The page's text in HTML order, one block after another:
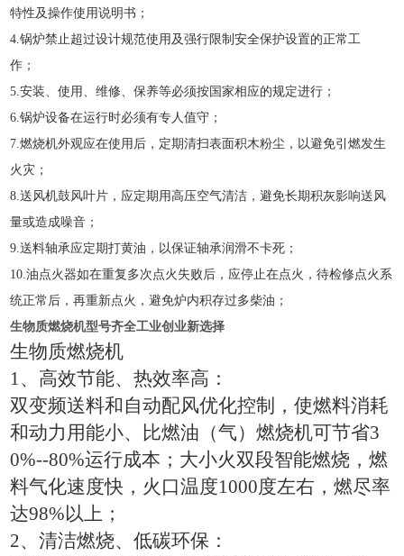
特性及操作使用说明书；
4.锅炉禁止超过设计规范使用及强行限制安全保护设置的正常工
作；
5.安装、使用、维修、保养等必须按国家相应的规定进行；
6.锅炉设备在运行时必须有专人值守；
7.燃烧机外观应在使用后，定期清扫表面积木粉尘，以避免引燃发生
火灾；
8.送风机鼓风叶片，应定期用高压空气清洁，避免长期积灰影响送风
量或造成噪音；
9.送料轴承应定期打黄油，以保证轴承润滑不卡死；
10.油点火器如在重复多次点火失败后，应停止在点火，待检修点火系
统正常后，再重新点火，避免炉内积存过多柴油；
生物质燃烧机型号齐全工业创业新选择
生物质燃烧机
1、高效节能、热效率高：
双变频送料和自动配风优化控制，使燃料消耗
和动力用能小、比燃油（气）燃烧机可节省3
0%--80%运行成本；大小火双段智能燃烧，燃
料气化速度快，火口温度1000度左右，燃尽率
达98%以上；
2、清洁燃烧、低碳环保：